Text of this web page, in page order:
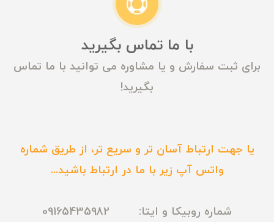
با ما تماس بگیرید
برای ثبت سفارش و یا مشاوره می توانید با ما تماس
بگیرید!
یا جهت ارتباط آسان تر و سریع تر، از طریق شماره
واتس آپ زیر با ما در ارتباط باشید...
شماره روبیکا و ایتا: 09165435982